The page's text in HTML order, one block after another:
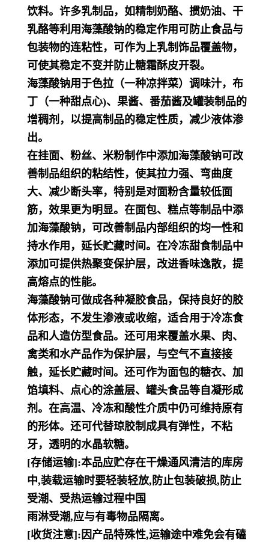
饮料。许多乳制品，如精制奶酪、掼奶油、干
乳酪等利用海藻酸钠的稳定作用可防止食品与
包装物的连粘性，可作为上乳制饰品覆盖物，
可使其稳定不变并防止糖霜酥皮开裂。
海藻酸钠用于色拉（一种凉拌菜）调味汁，布
丁（一种甜点心)、果酱、番茄酱及罐装制品的
增稠剂，以提高制品的稳定性质，减少液体渗
出。
在挂面、粉丝、米粉制作中添加海藻酸钠可改
善制品组织的粘结性，使其拉力强、弯曲度
大、减少断头率，特别是对面粉含量较低面
筋，效果更为明显。在面包、糕点等制品中添
加海藻酸钠，可改善制品内部组织的均一性和
持水作用，延长贮藏时间。在冷冻甜食制品中
添加可提供热聚变保护层，改进香味逸散，提
高熔点的性能。
海藻酸钠可做成各种凝胶食品，保持良好的胶
体形态，不发生渗液或收缩，适合用于冷冻食
品和人造仿型食品。还可用来覆盖水果、肉、
禽类和水产品作为保护层，与空气不直接接
触，延长贮藏时间。还可作为面包的糖衣、加
馅填料、点心的涂盖层、罐头食品等自凝形成
剂。在高温、冷冻和酸性介质中仍可维持原有
的形体。还可代替琼胶制成具有弹性，不粘
牙，透明的水晶软糖。
[存储运输]:本品应贮存在干燥通风清洁的库房
中,装载运输时要轻装轻放,防止包装破损,防止
受潮、受热运输过程中国
雨淋受潮,应与有毒物品隔离。
[收货注意]:因产品特殊性,运输途中难免会有磕